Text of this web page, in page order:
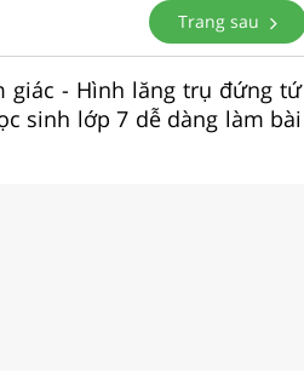
Trang sau
giác - Hình lăng trụ đứng tứ
sinh lớp 7 dễ dàng làm bài